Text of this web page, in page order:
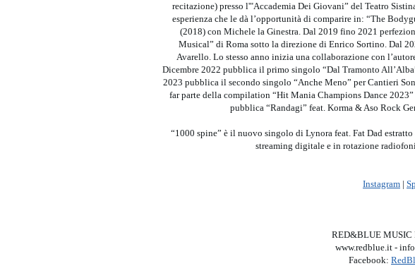
recitazione) presso l'"Accademia Dei Giovani” del Teatro
esperienza che le dà l’opportunità di comparire in: “The
(2018) con Michele la Ginestra. Dal 2019 fino 2021
Musical” di Roma sotto la direzione di Enrico Sortino. Dal
Avarello. Lo stesso anno inizia una collaborazione con
Dicembre 2022 pubblica il primo singolo “Dal Tramonto
2023 pubblica il secondo singolo “Anche Meno” per Cantieri
far parte della compilation “Hit Mania Champions Dance
pubblica “Randagi” feat. Korma & Aso Rock
“1000 spine” è il nuovo singolo di Lynora feat. Fat Dad
streaming digitale e in rotazione
Instagram |
RED&BLUE MUSIC
www.redblue.it -
Facebook: